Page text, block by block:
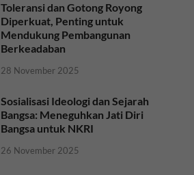
Toleransi dan Gotong Royong
Diperkuat, Penting untuk
Mendukung Pembangunan
Berkeadaban
28 November 2025
Sosialisasi Ideologi dan Sejarah
Bangsa: Meneguhkan Jati Diri
Bangsa untuk NKRI
26 November 2025